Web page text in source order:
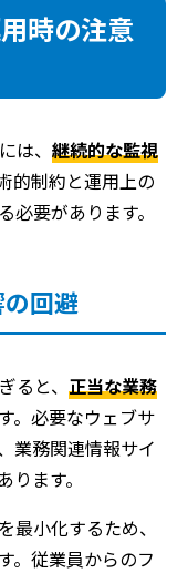
時の注意
は、 継続的な監視
的制約と運用上の
要があります。
回避
ると、 正当な業務
。必要なウェブサ
業務関連情報サイ
ます。
最小化するため、
。従業員からのフ